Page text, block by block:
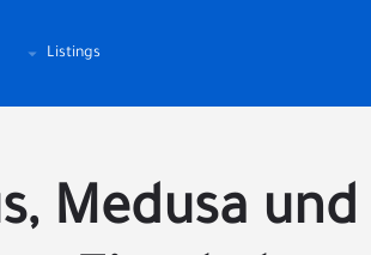
Listings
Medusa